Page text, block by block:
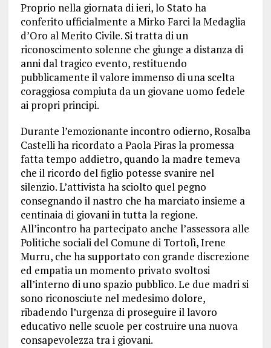
Proprio nella giornata di ieri, lo Stato ha
conferito ufficialmente a Mirko Farci la Medaglia
d’Oro al Merito Civile. Si tratta di un
riconoscimento solenne che giunge a distanza di
anni dal tragico evento, restituendo
pubblicamente il valore immenso di una scelta
coraggiosa compiuta da un giovane uomo fedele
ai propri principi.
Durante l’emozionante incontro odierno, Rosalba
Castelli ha ricordato a Paola Piras la promessa
fatta tempo addietro, quando la madre temeva
che il ricordo del figlio potesse svanire nel
silenzio. L’attivista ha sciolto quel pegno
consegnando il nastro che ha marciato insieme a
centinaia di giovani in tutta la regione.
All’incontro ha partecipato anche l’assessora alle
Politiche sociali del Comune di Tortolì, Irene
Murru, che ha supportato con grande discrezione
ed empatia un momento privato svoltosi
all’interno di uno spazio pubblico. Le due madri si
sono riconosciute nel medesimo dolore,
ribadendo l’urgenza di proseguire il lavoro
educativo nelle scuole per costruire una nuova
consapevolezza tra i giovani.